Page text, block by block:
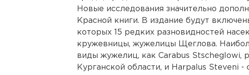
Новые исследования значительно
Красной книги. В издание будут
которых 15 редких разновидностей
кружевницы, жужелицы Щеглова.
виды жужелиц, как Carabus Stscheglowi,
Курганской области, и Harpalus Steveni